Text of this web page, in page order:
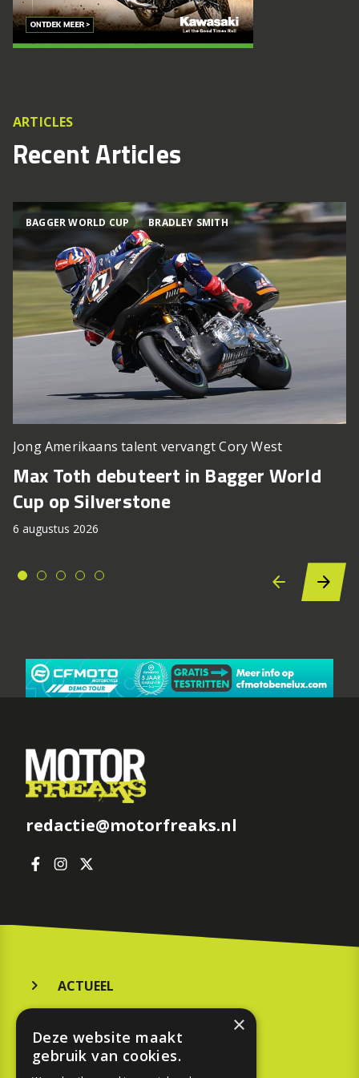
ARTICLES
Recent Articles
BAGGER WORLD CUP BRADLEY SMITH
Jong Amerikaans talent vervangt Cory West
Max Toth debuteert in Bagger World
Cup op Silverstone
6 augustus 2026
redactie@motorfreaks.nl
ACTUEEL
KOOPGIDS
×
Deze website maakt
gebruik van cookies.